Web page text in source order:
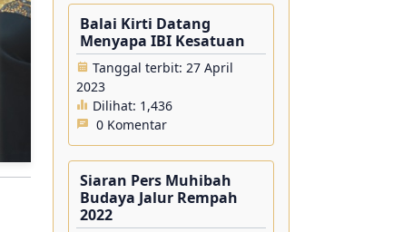
Balai Kirti Datang
Menyapa IBI Kesatuan
Tanggal terbit: 27 April
2023
Dilihat: 1,436
0 Komentar
Siaran Pers Muhibah
Budaya Jalur Rempah
2022